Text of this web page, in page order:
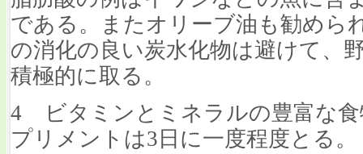
である。またオリーブ油も勧めら
の消化の良い炭水化物は避けて、
積極的に取る。
4 ビタミンとミネラルの豊富な
プリメントは3日に一度程度とる。